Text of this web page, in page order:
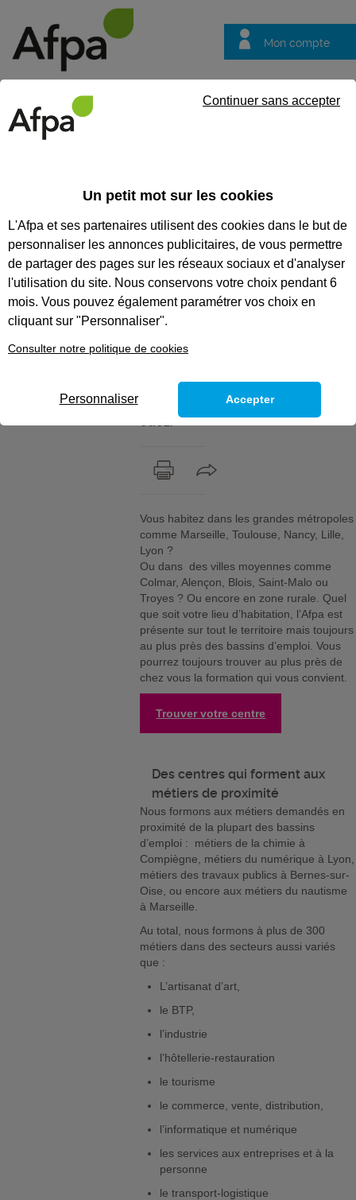
Mon compte
questions
Votre expérience Afpa Nos
centres de formation
Découvrez votre
futur centre Afpa
Vous envisagez de faire une
formation à l’Afpa ? Vous allez
bientôt entrer en formation dans
un de nos centres ? Découvrez la
formation, nos équipements et
notre pédagogie comme si vous y
étiez.
Vous habitez dans les grandes métropoles
comme Marseille, Toulouse, Nancy, Lille,
Lyon ?
Ou dans des villes moyennes comme
Colmar, Alençon, Blois, Saint-Malo ou
Troyes ? Ou encore en zone rurale. Quel
que soit votre lieu d’habitation, l’Afpa est
présente sur tout le territoire mais toujours
au plus près des bassins d’emploi. Vous
pourrez toujours trouver au plus près de
chez vous la formation qui vous convient.
Trouver votre centre
Des centres qui forment aux
métiers de proximité
Nous formons aux métiers demandés en
proximité de la plupart des bassins
d’emploi : métiers de la chimie à
Compiègne, métiers du numérique à Lyon,
métiers des travaux publics à Bernes-sur-
Oise, ou encore aux métiers du nautisme
à Marseille.
Au total, nous formons à plus de 300
métiers dans des secteurs aussi variés
que :
L’artisanat d’art,
le BTP,
l’industrie
l’hôtellerie-restauration
le tourisme
le commerce, vente, distribution,
l’informatique et numérique
les services aux entreprises et à la
personne
le transport-logistique
Un petit mot sur les cookies
L'Afpa et ses partenaires utilisent des cookies dans le but de
personnaliser les annonces publicitaires, de vous permettre
de partager des pages sur les réseaux sociaux et d'analyser
l'utilisation du site. Nous conservons votre choix pendant 6
mois. Vous pouvez également paramétrer vos choix en
cliquant sur "Personnaliser".
Consulter notre politique de cookies
Continuer sans accepter
Personnaliser Accepter